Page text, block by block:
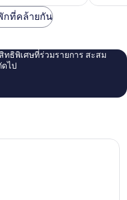
กที่คล้ายกัน
ธิพิเศษที่ร่วมรายการ สะสม
ดไป